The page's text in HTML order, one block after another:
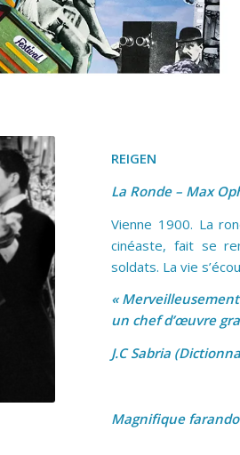
REIGEN
La Ronde – Max
Vienne 1900. La
cinéaste, fait se
soldats. La vie
«
un chef d’œuvre
J.C Sabria
Magnifique